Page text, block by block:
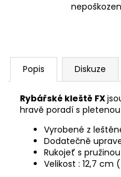
Popis Diskuze
Rybářské kleště FX
hravě poradí s
Vyrobené z
Dodatečně
Rukojeť s
Velikost : 12,7 cm